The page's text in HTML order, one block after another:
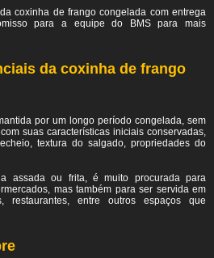
coxinha de frango congelada com entrega
para a equipe do BMS para mais
da coxinha de frango
por um longo período congelada, sem
suas características iniciais conservadas,
textura do salgado, propriedades do
assada ou frita, é muito procurada para
mas também para ser servida em
restaurantes, entre outros espaços que